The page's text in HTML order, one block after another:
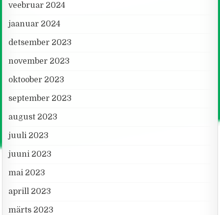
veebruar 2024
jaanuar 2024
detsember 2023
november 2023
oktoober 2023
september 2023
august 2023
juuli 2023
juuni 2023
mai 2023
aprill 2023
märts 2023